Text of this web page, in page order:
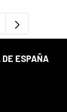
Pages Use
DE ESPAÑA